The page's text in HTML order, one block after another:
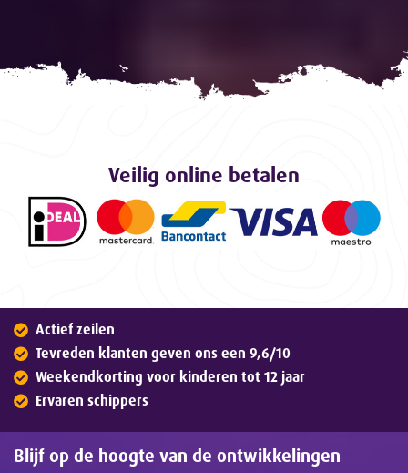
Veilig online betalen
Actief zeilen
Tevreden klanten geven ons een 9,6/10
Weekendkorting voor kinderen tot 12 jaar
Ervaren schippers
Blijf op de hoogte van de ontwikkelingen